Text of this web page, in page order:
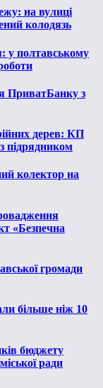
на вулиці
колодязь
у полтавському
ПриватБанку з
дерев: КП
підрядником
колектор на
«Безпечна
громади
більше ніж 10
бюджету
ради